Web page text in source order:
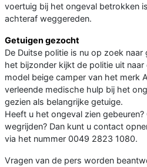
voertuig bij het ongeval betrokken
achteraf weggereden.
Getuigen gezocht
De Duitse politie is nu op zoek
het bijzonder kijkt de politie uit
model beige camper van het merk
verleende medische hulp bij het
gezien als belangrijke getuige.
Heeft u het ongeval zien
wegrijden? Dan kunt u contact
via het nummer 0049 2823 1080.
Vragen van de pers worden